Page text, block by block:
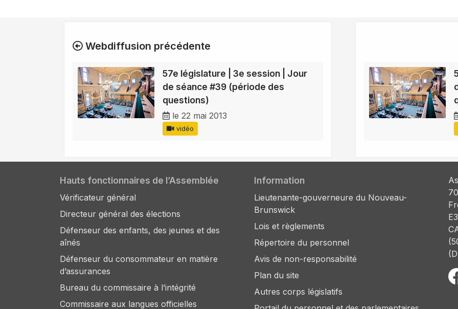
Webdiffusion précédente
57e législature | 3e session | Jour
de séance #39 (période des
questions)
le 22 mai 2013
vidéo
Hauts fonctionnaires de l’Assemblée
Vérificateur général
Directeur général des élections
Défenseur des enfants, des jeunes et des
aînés
Défenseur du consommateur en matière
d’assurances
Bureau du commissaire à l’intégrité
Commissaire aux langues officielles
Information
Lieutenante-gouverneure du Nouveau-
Brunswick
Lois et règlements
Répertoire du personnel
Avis de non-responsabilité
Plan du site
Autres corps législatifs